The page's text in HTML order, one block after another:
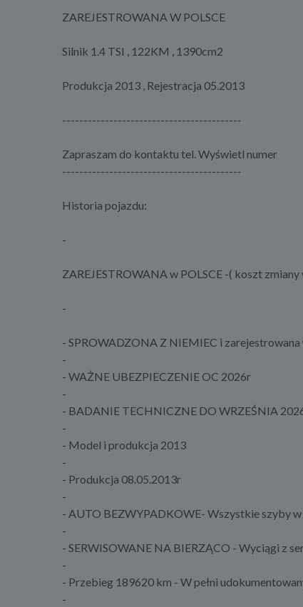
ZAREJESTROWANA W POLSCE
Silnik 1.4 TSI , 122KM , 1390cm2
Produkcja 2013 , Rejestracja 05.2013
------------------------------------------
Zapraszam do kontaktu tel. Wyświetl numer
------------------------------------------
Historia pojazdu:
-
ZAREJESTROWANA w POLSCE -( koszt
-
- SPROWADZONA Z NIEMIEC i zarejestrowana
-
- WAŻNE UBEZPIECZENIE OC 2026r
-
- BADANIE TECHNICZNE DO WRZEŚNIA
-
- Model i produkcja 2013
-
- Produkcja 08.05.2013r
-
- AUTO BEZWYPADKOWE- Wszystkie szyby
-
- SERWISOWANE NA BIERZĄCO - Wyciągi z
-
- Przebieg 189620 km - W pełni
-